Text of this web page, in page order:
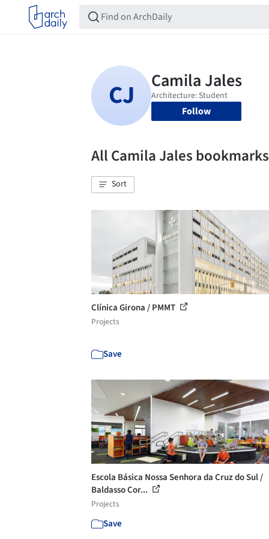
Follow
All Camila Jales bookmarks
Sort
Clínica Girona / PMMT
Projects
Save
Escola Básica Nossa Senhora da Cruz do Sul /
Baldasso Cor...
Projects
Save